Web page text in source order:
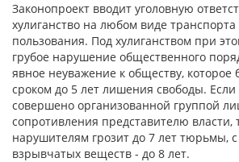
Законопроект вводит уголовную
хулиганство на любом виде
пользования. Под хулиганством при
грубое нарушение общественного
явное неуважение к обществу, которое
сроком до 5 лет лишения свободы.
совершено организованной группой
сопротивления представителю власти,
нарушителям грозит до 7 лет тюрьмы,
взрывчатых веществ - до 8 лет.